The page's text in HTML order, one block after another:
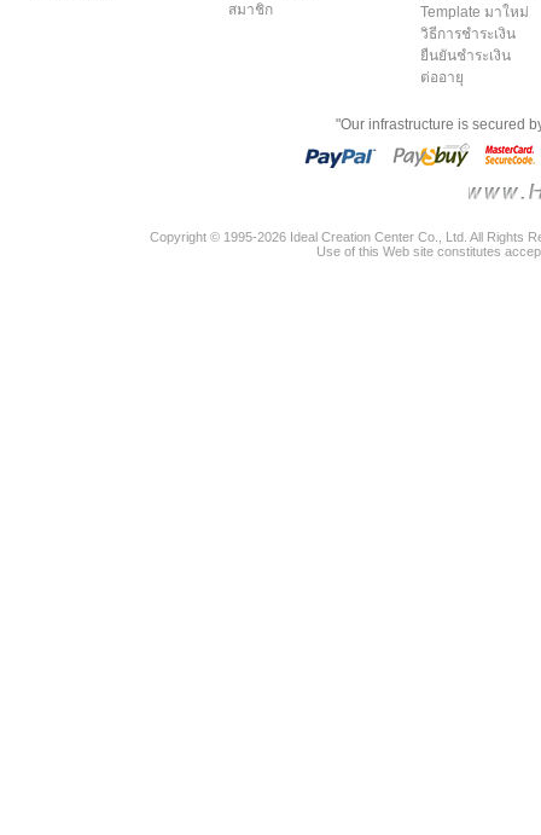
สมาชิก
Template มาใหม่
วิธีการชำระเงิน
ยืนยันชำระเงิน
ต่ออายุ
"Our infrastructure is secured
Copyright © 1995-2026 Ideal Creation Center Co., Ltd. All Rights
Use of this Web site constitutes